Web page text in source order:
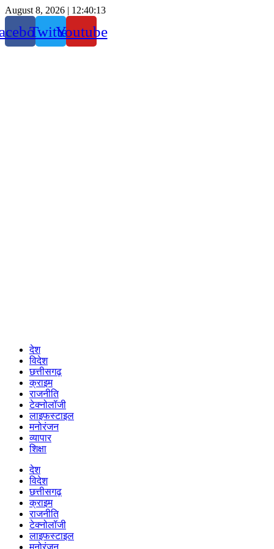
August 8, 2026 | 12:40:14
TwitterYoutube
देश
विदेश
छत्तीसगढ़
क्राइम
राजनीति
टेक्नोलॉजी
लाइफस्टाइल
मनोरंजन
व्यापार
शिक्षा
देश
विदेश
छत्तीसगढ़
क्राइम
राजनीति
टेक्नोलॉजी
लाइफस्टाइल
मनोरंजन